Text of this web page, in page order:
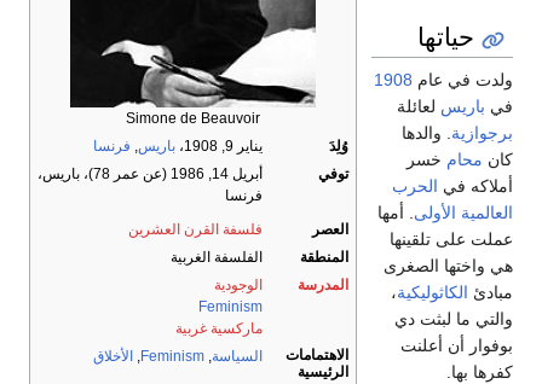
Simone de Beauvoir
وُلِدَ
يناير 9, 1908، باريس, فرنسا
توفي
أبريل 14, 1986 (عن عمر 78)، باريس،
فرنسا
العصر
فلسفة القرن العشرين
المنطقة
الفلسفة الغربية
المدرسة
الوجودية
Feminism
ماركسية غربية
الاهتمامات
الرئيسية
السياسة,
Feminism
, الأخلاق
حياتها
ولدت في عام 1908
في باريس لعائلة
برجوازية. والدها
كان محام خسر
أملاكه في الحرب
العالمية الأولى. أمها
عملت على تلقينها
هي واختها الصغرى
مبادئ الكاثوليكية،
والتي ما لبثت دي
بوفوار أن أعلنت
كفرها بها.